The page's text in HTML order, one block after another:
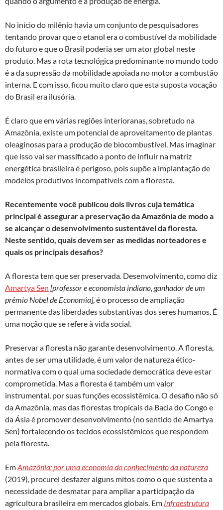
No início do milênio havia um conjunto de pesquisadores
tentando provar que o etanol era o combustível da mobilidade
do futuro e que o Brasil poderia ser um ator global neste
produto. Mas a rota tecnológica predominante no mundo todo
é a da supressão da mobilidade apoiada no motor a combustão
interna. E com isso, ficou muito claro que esta suposta vocação
do Brasil era ilusória.
É claro que em várias regiões interioranas, sobretudo na
Amazônia, existe um potencial de aproveitamento de plantas
oleaginosas para a produção de biocombustível. Mas imaginar
que isso vai ser massificado a ponto de influir na matriz
energética brasileira é perigoso, pois supõe a implantação de
modelos produtivos incompatíveis com a floresta.
Recentemente você publicou dois livros cuja temática
principal é assegurar a preservação da Amazônia de modo a
se alcançar o desenvolvimento sustentável da floresta.
Neste sentido, quais devem ser as medidas norteadores e
quais os principais desafios?
A floresta tem que ser preservada. Desenvolvimento, como diz
Amartya Sen [professor e economista indiano, ganhador de um
prêmio Nobel de Economia], é o processo de ampliação
permanente das liberdades substantivas dos seres humanos. É
uma noção que se refere à vida social.
Preservar a floresta não garante desenvolvimento. A floresta,
antes de ser uma utilidade, é um valor de natureza ético-
normativa com o qual uma sociedade democrática deve estar
comprometida. Mas a floresta é também um valor
instrumental, por suas funções ecossistêmica. O desafio não só
da Amazônia, mas das florestas tropicais da Bacia do Congo e
da Ásia é promover desenvolvimento (no sentido de Amartya
Sen) fortalecendo os tecidos ecossistêmicos que respondem
pela floresta.
EmAmazônia: por uma economia do conhecimento da natureza
(2019), procurei desfazer alguns mitos como o que sustenta a
necessidade de desmatar para ampliar a participação da
agricultura brasileira em mercados globais. Em Infraestrutura